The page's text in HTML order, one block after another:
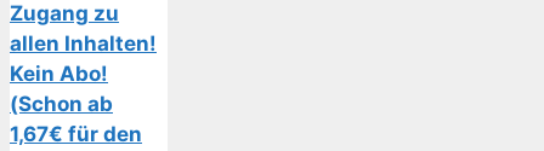
Zugang zu
allen Inhalten!
Kein Abo!
(Schon ab
1,67€ für den